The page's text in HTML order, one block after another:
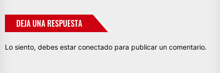
DEJA UNA RESPUESTA
Lo siento, debes estar conectado para publicar un comentario.